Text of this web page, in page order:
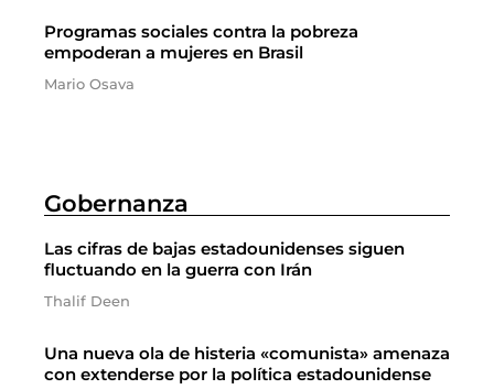
Programas sociales contra la pobreza
empoderan a mujeres en Brasil
Mario Osava
Gobernanza
Las cifras de bajas estadounidenses siguen
fluctuando en la guerra con Irán
Thalif Deen
Una nueva ola de histeria «comunista» amenaza
con extenderse por la política estadounidense